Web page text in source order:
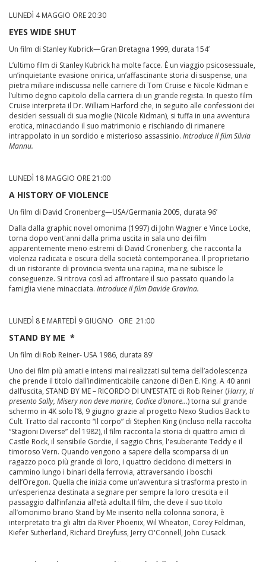
LUNEDÌ 4 MAGGIO ORE 20:30
EYES WIDE SHUT
Un film di Stanley Kubrick—Gran Bretagna 1999, durata 154’
L’ultimo film di Stanley Kubrick ha molte facce. È un viaggio psicosessuale,
un’inquietante evasione onirica, un’affascinante storia di suspense, una
pietra miliare indiscussa nelle carriere di Tom Cruise e Nicole Kidman e
l’ultimo degno capitolo della carriera di un grande regista. In questo film
Cruise interpreta il Dr. William Harford che, in seguito alle confessioni dei
desideri sessuali di sua moglie (Nicole Kidman), si tuffa in una avventura
erotica, minacciando il suo matrimonio e rischiando di rimanere
intrappolato in un sordido e misterioso assassinio. Introduce il film Silvia
Mannu.
LUNEDÌ 18 MAGGIO ORE 21:00
A HISTORY OF VIOLENCE
Un film di David Cronenberg—USA/Germania 2005, durata 96’
Dalla dalla graphic novel omonima (1997) di John Wagner e Vince Locke,
torna dopo vent'anni dalla prima uscita in sala uno dei film
apparentemente meno estremi di David Cronenberg, che racconta la
violenza radicata e oscura della società contemporanea. Il proprietario
di un ristorante di provincia sventa una rapina, ma ne subisce le
conseguenze. Si ritrova così ad affrontare il suo passato quando la
famiglia viene minacciata. Introduce il film Davide Gravina.
LUNEDÌ 8 E MARTEDÌ 9 GIUGNO ORE 21:00
STAND BY ME *
Un film di Rob Reiner- USA 1986, durata 89'
Uno dei film più amati e intensi mai realizzati sul tema dell’adolescenza
che prende il titolo dall’indimenticabile canzone di Ben E. King. A 40 anni
dall’uscita, STAND BY ME – RICORDO DI UN’ESTATE di Rob Reiner (Harry, ti
presento Sally, Misery non deve morire, Codice d’onore…) torna sul grande
schermo in 4K solo l’8, 9 giugno grazie al progetto Nexo Studios Back to
Cult. Tratto dal racconto “Il corpo” di Stephen King (incluso nella raccolta
“Stagioni Diverse” del 1982), il film racconta la storia di quattro amici di
Castle Rock, il sensibile Gordie, il saggio Chris, l'esuberante Teddy e il
timoroso Vern. Quando vengono a sapere della scomparsa di un
ragazzo poco più grande di loro, i quattro decidono di mettersi in
cammino lungo i binari della ferrovia, attraversando i boschi
dell’Oregon. Quella che inizia come un’avventura si trasforma presto in
un’esperienza destinata a segnare per sempre la loro crescita e il
passaggio dall’infanzia all’età adulta.Il film, che deve il suo titolo
all’omonimo brano Stand by Me inserito nella colonna sonora, è
interpretato tra gli altri da River Phoenix, Wil Wheaton, Corey Feldman,
Kiefer Sutherland, Richard Dreyfuss, Jerry O'Connell, John Cusack.